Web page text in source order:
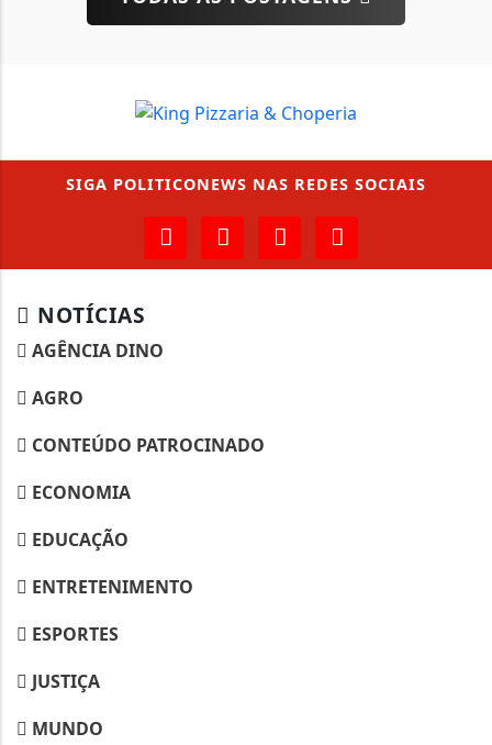
SIGA POLITICONEWS NAS REDES SOCIAIS
NOTÍCIAS
AGÊNCIA DINO
AGRO
CONTEÚDO PATROCINADO
ECONOMIA
EDUCAÇÃO
ENTRETENIMENTO
ESPORTES
JUSTIÇA
MUNDO